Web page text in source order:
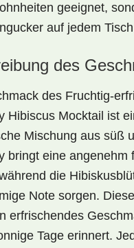
geeignet,
auf jedem
des
des Fruchtig-
Hibiscus Mocktail ist
Mischung aus süß
bringt eine angenehm
die
Note sorgen.
erfrischendes
Tage erinnert.